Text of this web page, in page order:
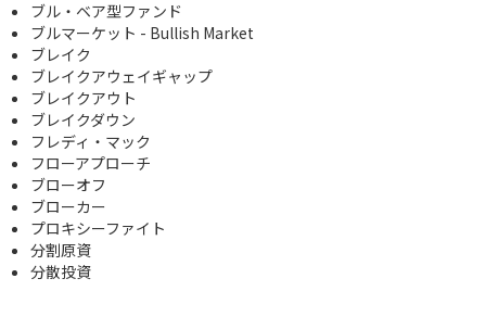
ブル・ベア型ファンド
ブルマーケット - Bullish Market
ブレイク
ブレイクアウェイギャップ
ブレイクアウト
ブレイクダウン
フレディ・マック
フローアプローチ
ブローオフ
ブローカー
プロキシーファイト
分割原資
分散投資